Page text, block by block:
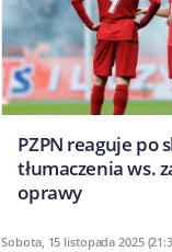
PZPN reaguje po
tłumaczenia ws.
oprawy
Sobota, 15 listopada 2025